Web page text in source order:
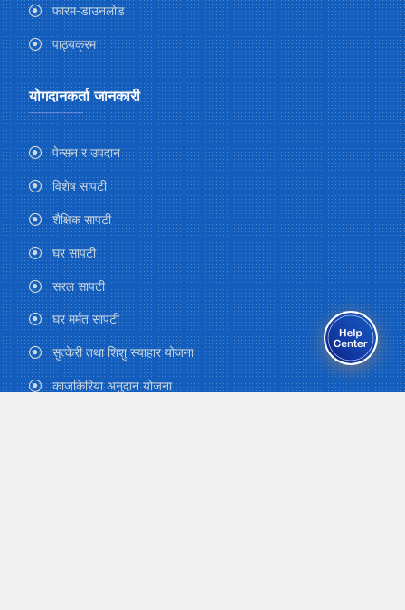
फारम-डाउनलोड
पाठ्यक्रम
योगदानकर्ता जानकारी
पेन्सन र उपदान
विशेष सापटी
शैक्षिक सापटी
घर सापटी
सरल सापटी
घर मर्मत सापटी
सुत्केरी तथा शिशु स्याहार योजना
काजकिरिया अनुदान योजना